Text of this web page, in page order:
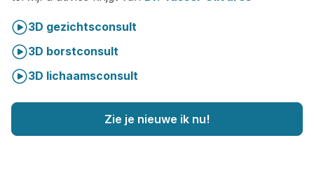
3D gezichtsconsult
3D borstconsult
3D lichaamsconsult
Zie je nieuwe ik nu!